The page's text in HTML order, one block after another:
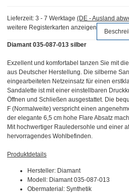
Lieferzeit: 3 - 7 Werktage (DE - Ausland
weitere Registerkarten anzeigen
Diamant 035-087-013 silber
Exzellent und komfortabel tanzen Sie mit
aus Deutscher Herstellung. Die silberne
eingearbeiteten Netzeinsatz für einen
Sandalette ist mit einer einstellbaren
Öffnen und Schließen ausgestattet. Die
F (Normalweite) verspricht einen
der elegante 6,5 cm hohe Flare Absatz
Mit hochwertiger Rauledersohle und einer
hervorragendes Wohlbefinden.
Produktdetails
Hersteller: Diamant
Modell: Diamant 035-087-013
Obermaterial: Synthetik